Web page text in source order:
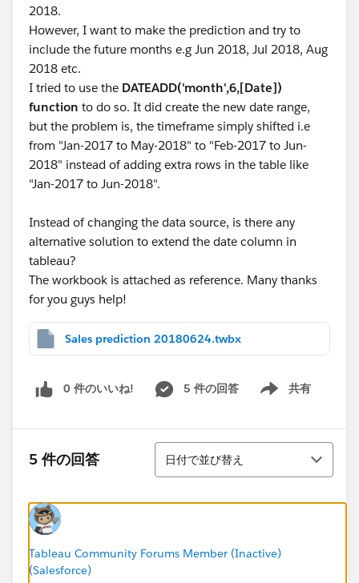
2018.
However, I want to make the prediction and try to
include the future months e.g Jun 2018, Jul 2018, Aug
2018 etc.
I tried to use the DATEADD('month',6,[Date])
function to do so. It did create the new date range,
but the problem is, the timeframe simply shifted i.e
from "Jan-2017 to May-2018" to "Feb-2017 to Jun-
2018" instead of adding extra rows in the table like
"Jan-2017 to Jun-2018".
Instead of changing the data source, is there any
alternative solution to extend the date column in
tableau?
The workbook is attached as reference. Many thanks
for you guys help!
Sales prediction 20180624.twbx
0 件のいいね! 5 件の回答 共有
Show menu
5 件の回答
並び替え
日付で並び替え
Tableau Community Forums Member (Inactive)
(Salesforce)